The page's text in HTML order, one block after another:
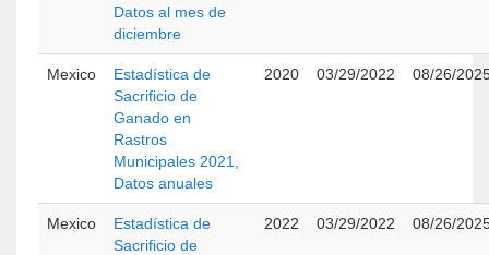
Datos al mes de
diciembre
Mexico
Estadística de
Sacrificio de
Ganado en
Rastros
Municipales 2021,
Datos anuales
2020 03/29/2022 08/26/
Mexico
Estadística de
Sacrificio de
2022 03/29/2022 08/26/